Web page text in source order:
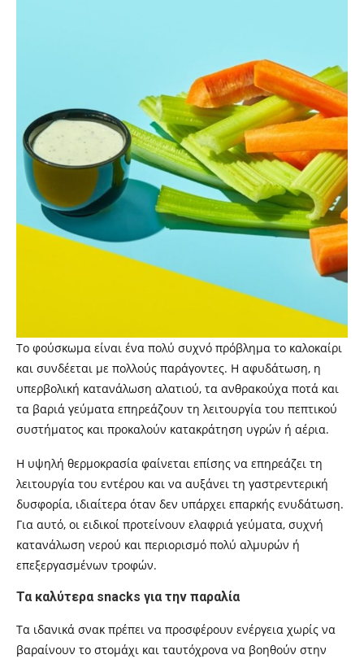
Το φούσκωμα είναι ένα πολύ συχνό πρόβλημα το καλοκαίρι
και συνδέεται με πολλούς παράγοντες. Η αφυδάτωση, η
υπερβολική κατανάλωση αλατιού, τα ανθρακούχα ποτά και
τα βαριά γεύματα επηρεάζουν τη λειτουργία του πεπτικού
συστήματος και προκαλούν κατακράτηση υγρών ή αέρια.
Η υψηλή θερμοκρασία φαίνεται επίσης να επηρεάζει τη
λειτουργία του εντέρου και να αυξάνει τη γαστρεντερική
δυσφορία, ιδιαίτερα όταν δεν υπάρχει επαρκής ενυδάτωση.
Για αυτό, οι ειδικοί προτείνουν ελαφριά γεύματα, συχνή
κατανάλωση νερού και περιορισμό πολύ αλμυρών ή
επεξεργασμένων τροφών.
Τα καλύτερα snacks για την παραλία
Τα ιδανικά σνακ πρέπει να προσφέρουν ενέργεια χωρίς να
βαραίνουν το στομάχι και ταυτόχρονα να βοηθούν στην